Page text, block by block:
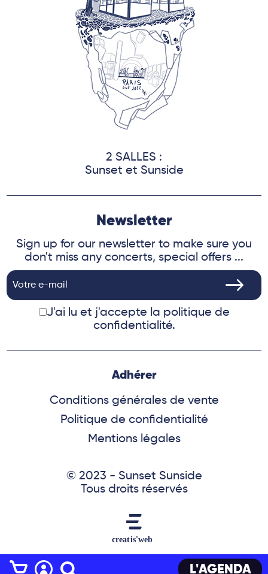
L'AGENDA
2 SALLES :
Sunset et Sunside
Newsletter
Sign up for our newsletter to make sure you
don't miss any concerts, special offers ...
J'ai lu et j'accepte la politique de
confidentialité.
Adhérer
Conditions générales de vente
Politique de confidentialité
Mentions légales
© 2023 - Sunset Sunside
Tous droits réservés